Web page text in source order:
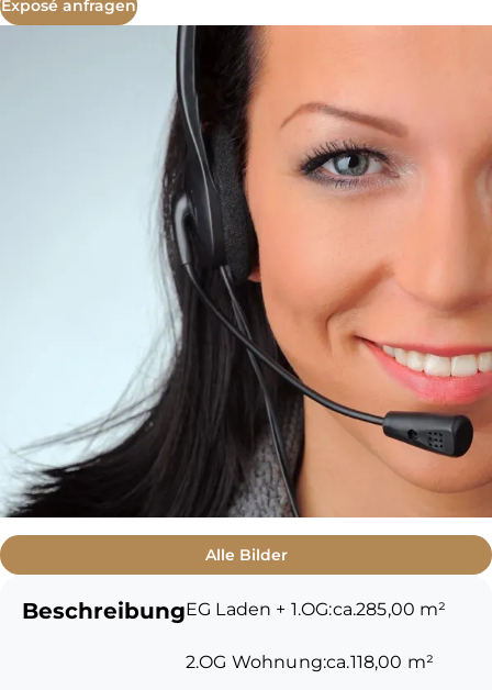
Exposé anfragen
Alle Bilder
BeschreibungEG Laden + 1.OG:ca.285,00 m²
2.OG Wohnung:ca.118,00 m²